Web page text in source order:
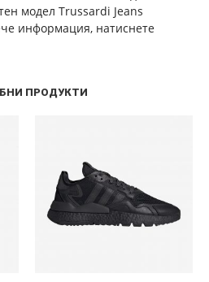
модел Trussardi Jeans
информация, натиснете
ПРОДУКТИ